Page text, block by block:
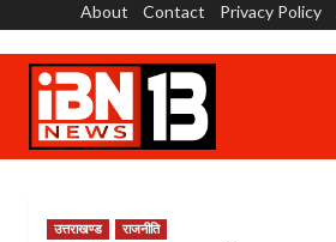
content
About Contact Privacy Policy
उत्तराखण्ड राजनीति